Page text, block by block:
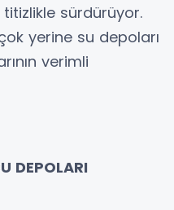
titizlikle sürdürüyor.
yerine su depoları
verimli
DEPOLARI